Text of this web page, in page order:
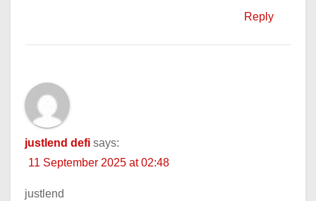
Reply
justlend defi says:
11 September 2025 at 02:48
justlend